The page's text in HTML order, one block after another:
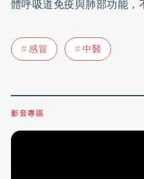
體呼吸道免疫與肺部功能，
感冒 中醫
影音專區